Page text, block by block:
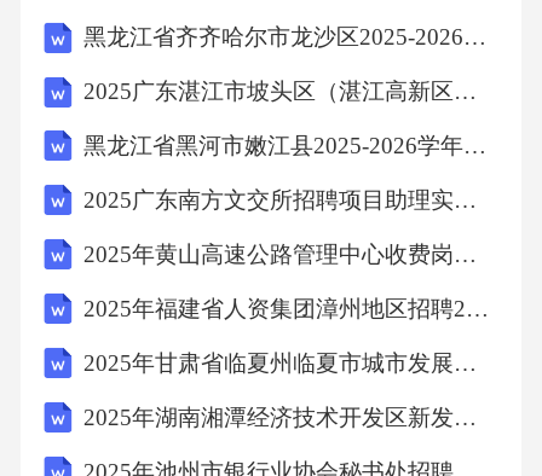
跟进：记录《接访登记表》，1小时内报街道分
将此事纳入施工方考核，扣减本月文明施工
奖。（399字）问题4工作提示正文：各街道办
事处：为扎实推进老旧小区改造民生工程，切
实解决近期督查发现的问题，现就有关工作提
《济南市老旧小区改造技术导则》，施工前必
须在小区主入口设置公示牌（含施工内容、时
间、负责人及联系方式）；施工区域须设置1.8
米以上硬质围挡，建筑材料、废料严禁占用消
黑龙江省齐齐哈尔市龙沙区2025-2026学年数学三下期中调研试题（含解析）
2025广东湛江市坡头区（湛江高新区）选聘国有企业管理人员5人笔试历年备考题库附带答案详解
黑龙江省黑河市嫩江县2025-2026学年三下数学期末调研模拟试题（含解析）
2025广东南方文交所招聘项目助理实习生2人笔试历年典型考点题库附带答案详解
2025年黄山高速公路管理中心收费岗见习人员招聘10人笔试历年典型考点题库附带答案详解
2025年福建省人资集团漳州地区招聘2人笔试历年备考题库附带答案详解
2025年甘肃省临夏州临夏市城市发展投资集团招聘15人笔试历年常考点试题专练附带答案详解
2025年湖南湘潭经济技术开发区新发展有限公司招聘17人笔试历年常考点试题专练附带答案详解